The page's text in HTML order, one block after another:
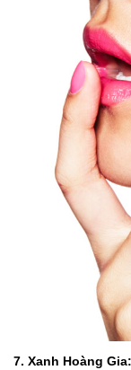
7. Xanh Hoàng Gia: